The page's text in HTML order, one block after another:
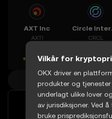
AXT Inc
AXTI
+10,49 %
CRCL
+2,04 %
Flere
over 60
Vilkår for
OKX driver en
produkter og tjenester
underlagt ulike lover
av jurisdiksjoner. Ved
bruke